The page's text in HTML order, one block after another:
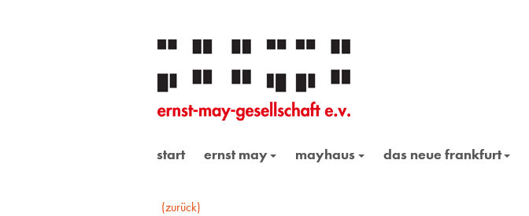
start ernst may mayhaus das neue frankfurt
(zurück)